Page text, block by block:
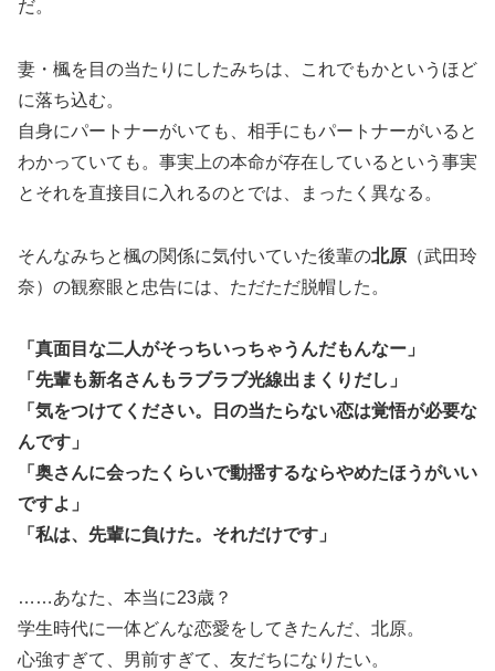
だ。
妻・楓を目の当たりにしたみちは、これでもかというほど
に落ち込む。
自身にパートナーがいても、相手にもパートナーがいると
わかっていても。事実上の本命が存在しているという事実
とそれを直接目に入れるのとでは、まったく異なる。
そんなみちと楓の関係に気付いていた後輩の北原 （武田玲
奈）の観察眼と忠告には、ただただ脱帽した。
「真面目な二人がそっちいっちゃうんだもんなー」
「先輩も新名さんもラブラブ光線出まくりだし」
「気をつけてください。日の当たらない恋は覚悟が必要な
んです」
「奥さんに会ったくらいで動揺するならやめたほうがいい
ですよ」
「私は、先輩に負けた。それだけです」
……あなた、本当に23歳？
学生時代に一体どんな恋愛をしてきたんだ、北原。
心強すぎて、男前すぎて、友だちになりたい。